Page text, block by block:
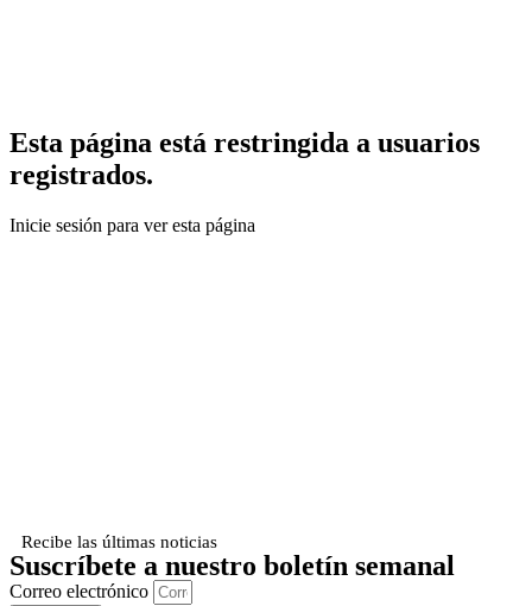
Esta página está restringida a usuarios
registrados.
Inicie sesión para ver esta página
Recibe las últimas noticias
Suscríbete a nuestro boletín semanal
Correo electrónico